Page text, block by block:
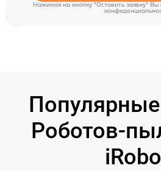
Нажимая на кнопку "Оставить заявку" Вы
Роботов-